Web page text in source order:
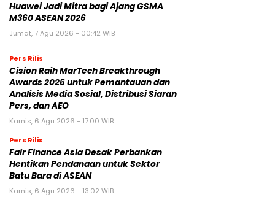
Huawei Jadi Mitra bagi Ajang GSMA
M360 ASEAN 2026
Jumat, 7 Agu 2026 - 00:42 WIB
Pers Rilis
Cision Raih MarTech Breakthrough
Awards 2026 untuk Pemantauan dan
Analisis Media Sosial, Distribusi Siaran
Pers, dan AEO
Kamis, 6 Agu 2026 - 17:00 WIB
Pers Rilis
Fair Finance Asia Desak Perbankan
Hentikan Pendanaan untuk Sektor
Batu Bara di ASEAN
Kamis, 6 Agu 2026 - 13:02 WIB